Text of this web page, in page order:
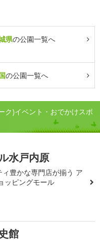
県の公園一覧へ
の公園一覧へ
ク)イベント・おでかけスポ
水戸内原
豊かな専門店が揃う ア
ッピングモール
館